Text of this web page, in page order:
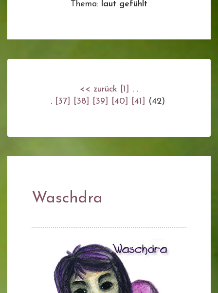
Thema: laut gefühlt
<< zurück [1]
. .
.
[37] [38] [39] [40] [41] (42)
Waschdra